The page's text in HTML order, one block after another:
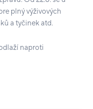
plný výživových
a tyčinek atd.
naproti